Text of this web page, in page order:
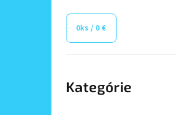
0ks / 0 €
Kategórie